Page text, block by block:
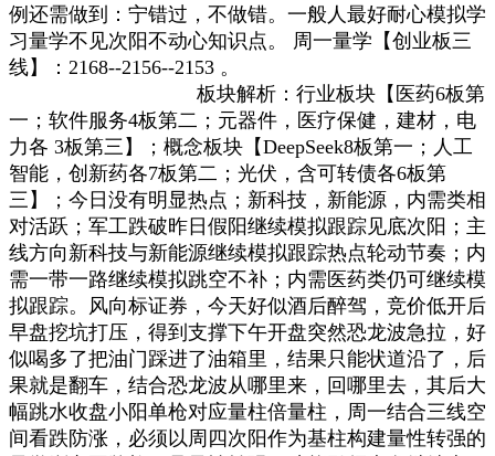
例还需做到：宁错过，不做错。一般人最好耐心模拟学
习量学不见次阳不动心知识点。 周一量学【创业板三
线】：2168--2156--2153 。
板块解析：行业板块【医药6板第
一；软件服务4板第二；元器件，医疗保健，建材，电
力各 3板第三】；概念板块【DeepSeek8板第一；人工
智能，创新药各7板第二；光伏，含可转债各6板第
三】； 今日没有明显热点；新科技，新能源，内需类相
对活跃；军工跌破昨日假阳继续模拟跟踪见底次阳；主
线方向新科技与新能源继续模拟跟踪热点轮动节奏；内
需一带一路继续模拟跳空不补；内需医药类仍可继续模
拟跟踪。风向标证券，今天好似酒后醉驾，竞价低开后
早盘挖坑打压，得到支撑下午开盘突然恐龙波急拉，好
似喝多了把油门踩进了油箱里，结果只能状道沿了，后
果就是翻车，结合恐龙波从哪里来，回哪里去，其后大
幅跳水收盘小阳单枪对应量柱倍量柱，周一结合三线空
间看跌防涨，必须以周四次阳作为基柱构建量性转强的